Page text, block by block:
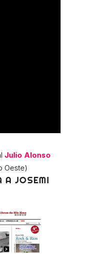
Julio Alonso
Oeste)
A JOSEMI